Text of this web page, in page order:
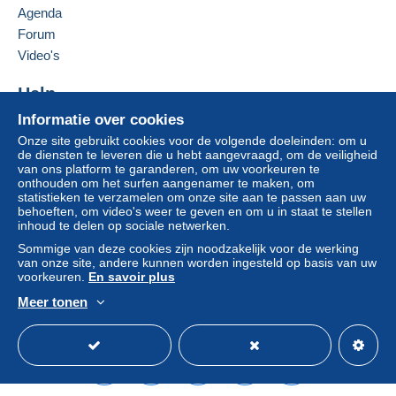
Als de verkoopvoorwaarden van de verkoper
clausules bevatten met betrekking tot de betaling,
moeten deze als nietig worden beschouwd. De
Delcampe, zoals gedefinieerd in de
toepassing zijn.
Aankopen moeten worden betaald binnen14
dagenna ontvangst van de eindafrekening van de
verkoper.
Garantie:
koper.
Om de termijnen voor terugzending en
terugbetaling van het item te weten,
het Delcampe-charter
Frais de port selon les tarifs en vigueur pour la Belgique
, l'Europe communautaire , le reste du monde .
Informatie over cookies
Onze site gebruikt cookies voor de volgende doeleinden: om u
de diensten te leveren die u hebt aangevraagd, om de veiligheid
van ons platform te garanderen, om uw voorkeuren te
onthouden om het surfen aangenamer te maken, om
statistieken te verzamelen om onze site aan te passen aan uw
behoeften, om video's weer te geven en om u in staat te stellen
inhoud te delen op sociale netwerken.
Sommige van deze cookies zijn noodzakelijk voor de werking
van onze site, andere kunnen worden ingesteld op basis van uw
voorkeuren. En savoir plus
Meer tonen
Agenda
Forum
Video's
Help
Hulpcentrum
Kopen op Delcampe
Verkopen op Delcampe
Een beveiligde website